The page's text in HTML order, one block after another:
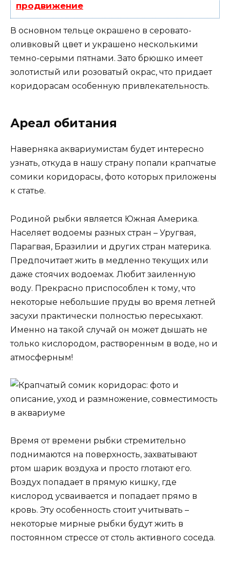
продвижение
В основном тельце окрашено в серовато-
оливковый цвет и украшено несколькими
темно-серыми пятнами. Зато брюшко имеет
золотистый или розоватый окрас, что придает
коридорасам особенную привлекательность.
Ареал обитания
Наверняка аквариумистам будет интересно
узнать, откуда в нашу страну попали крапчатые
сомики коридорасы, фото которых приложены
к статье.
Родиной рыбки является Южная Америка.
Населяет водоемы разных стран – Уругвая,
Парагвая, Бразилии и других стран материка.
Предпочитает жить в медленно текущих или
даже стоячих водоемах. Любит заиленную
воду. Прекрасно приспособлен к тому, что
некоторые небольшие пруды во время летней
засухи практически полностью пересыхают.
Именно на такой случай он может дышать не
только кислородом, растворенным в воде, но и
атмосферным!
Время от времени рыбки стремительно
поднимаются на поверхность, захватывают
ртом шарик воздуха и просто глотают его.
Воздух попадает в прямую кишку, где
кислород усваивается и попадает прямо в
кровь. Эту особенность стоит учитывать –
некоторые мирные рыбки будут жить в
постоянном стрессе от столь активного соседа.